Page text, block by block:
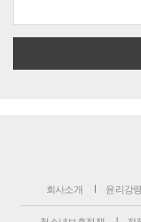
회사소개 윤리강령